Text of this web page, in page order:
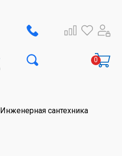
Инженерная сантехника